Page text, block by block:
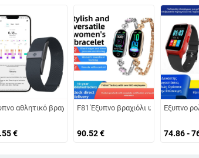
παλμού και αρτηριακής πίεσης, ανάλυση ύπνου,
για αφύπνιση, δόνηση, αθόρυβη λειτουργία,
αθλητικό βραχιόλι με παρακολούθηση καρδιακού
€
F81 Έξυπνο βραχιόλι υγείας με
90.52€
Έξυπνο
74.86 -